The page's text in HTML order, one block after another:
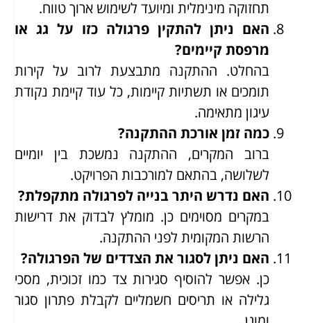
תחזוקה מינימלית ומיועד לשימוש ארוך טווח.
האם ניתן להתקין פרגולה כזו על גג או
מרפסת קיימים?
בהחלט. ההתקנה מתבצעת לרוב על קירות
תומכים או תשתיות קיימות, כל עוד קיימת נקודת
עיגון מתאימה.
כמה זמן אורכת ההתקנה?
ברוב המקרים, ההתקנה נמשכת בין יומיים
לשלושה, בהתאם למורכבות הפרויקט.
האם נדרש היתר בנייה לפרגולה מתקפלת?
במקרים מסוימים כן. מומלץ לבדוק את דרישות
הרשות המקומית לפני ההתקנה.
האם ניתן לסגור את הצדדים של הפרגולה?
כן. אפשר להוסיף סגירות צד כמו זכוכית, מסכי
גלילה או תריסים חשמליים לקבלת פתרון סגור